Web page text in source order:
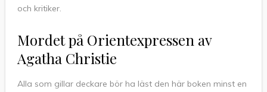
och kritiker.
Mordet på Orientexpressen av
Agatha Christie
Alla som gillar deckare bör ha läst den här boken minst en